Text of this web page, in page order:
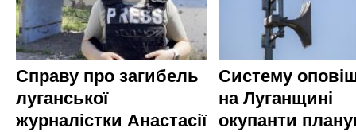
Справу про загибель
луганської
журналістки Анастасії
Систему
на Луганщині
окупанти